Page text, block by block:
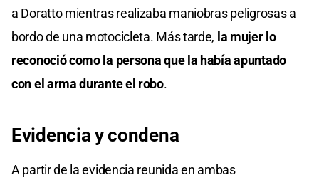
a Doratto mientras realizaba maniobras peligrosas a
bordo de una motocicleta. Más tarde, la mujer lo
reconoció como la persona que la había apuntado
con el arma durante el robo.
Evidencia y condena
A partir de la evidencia reunida en ambas